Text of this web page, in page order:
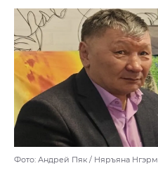
Фото: Андрей Пяк / Няръяна Нгэрм